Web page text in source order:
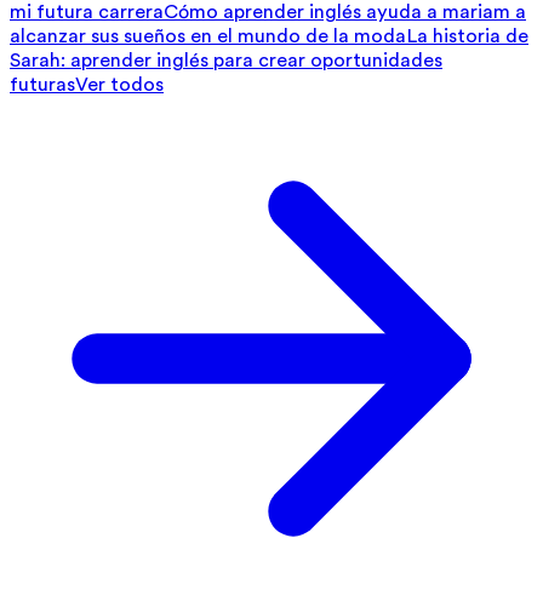
mi futura carreraCómo aprender inglés ayuda a mariam a
alcanzar sus sueños en el mundo de la modaLa historia de
Sarah: aprender inglés para crear oportunidades
futurasVer todos